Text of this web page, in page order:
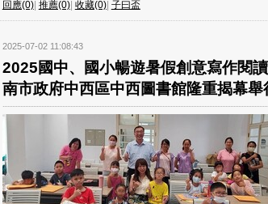
回應(0)| 推薦(0)| 收藏(0)| 子曰盃
2025-07-02 11:08:43
2025國中、國小暢遊暑假創意寫作閱
南市政府中西區中西圖書館隆重揭幕舉